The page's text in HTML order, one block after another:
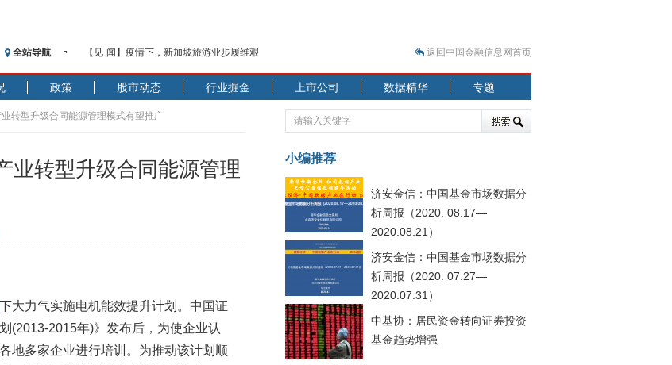
全站导航
【见·闻】疫情下，新加坡旅游业步履维艰
记者手记：疫情下的香港零售业如何浴火重生？
【见·闻】疫情下一家香港传统零售商的转型突围之旅
济安金信：中国基金市场数据分析周报（2020. 07.27—2020.07.31）
【新华财经调查】同业存单、结构性存款玩起“跷跷板” 结构性失衡藏
央行公开市场净投放300亿元 短端资金利率明显下行
基本面及股市双轮冲击 债市回调十年期债表现最弱
恒生聚源：北斗收官之星发射成功，全产业链解析
返回中国金融信息网首页
政策 股市动态 行业掘金 上市公司 数据精华 专题
转型升级合同能源管理模式有望推广
业转型升级合同能源管理
下大力气实施电机能效提升计划。中国证
(2013-2015年)》发布后，为使企业认
地多家企业进行培训。为推动该计划顺
小编推荐
济安金信：中国基金市场数据分
析周报（2020. 08.17—
2020.08.21）
济安金信：中国基金市场数据分
析周报（2020. 07.27—
2020.07.31）
中基协：居民资金转向证券投资
基金趋势增强